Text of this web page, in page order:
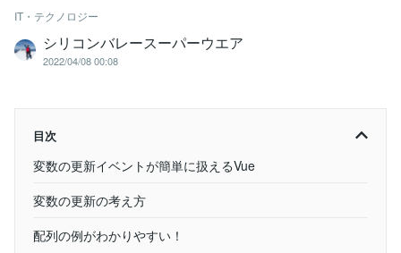
IT・テクノロジー
シリコンバレースーパーウエア
2022/04/08 00:08
目次
変数の更新イベントが簡単に扱えるVue
変数の更新の考え方
配列の例がわかりやすい！